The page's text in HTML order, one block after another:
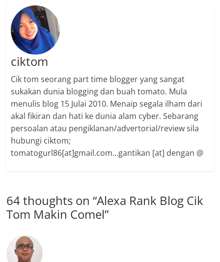
ciktom
Cik tom seorang part time blogger yang sangat
sukakan dunia blogging dan buah tomato. Mula
menulis blog 15 Julai 2010. Menaip segala ilham dari
akal fikiran dan hati ke dunia alam cyber. Sebarang
persoalan atau pengiklanan/advertorial/review sila
hubungi ciktom;
tomatogurl86[at]gmail.com...gantikan [at] dengan @
64 thoughts on “Alexa Rank Blog Cik
Tom Makin Comel”